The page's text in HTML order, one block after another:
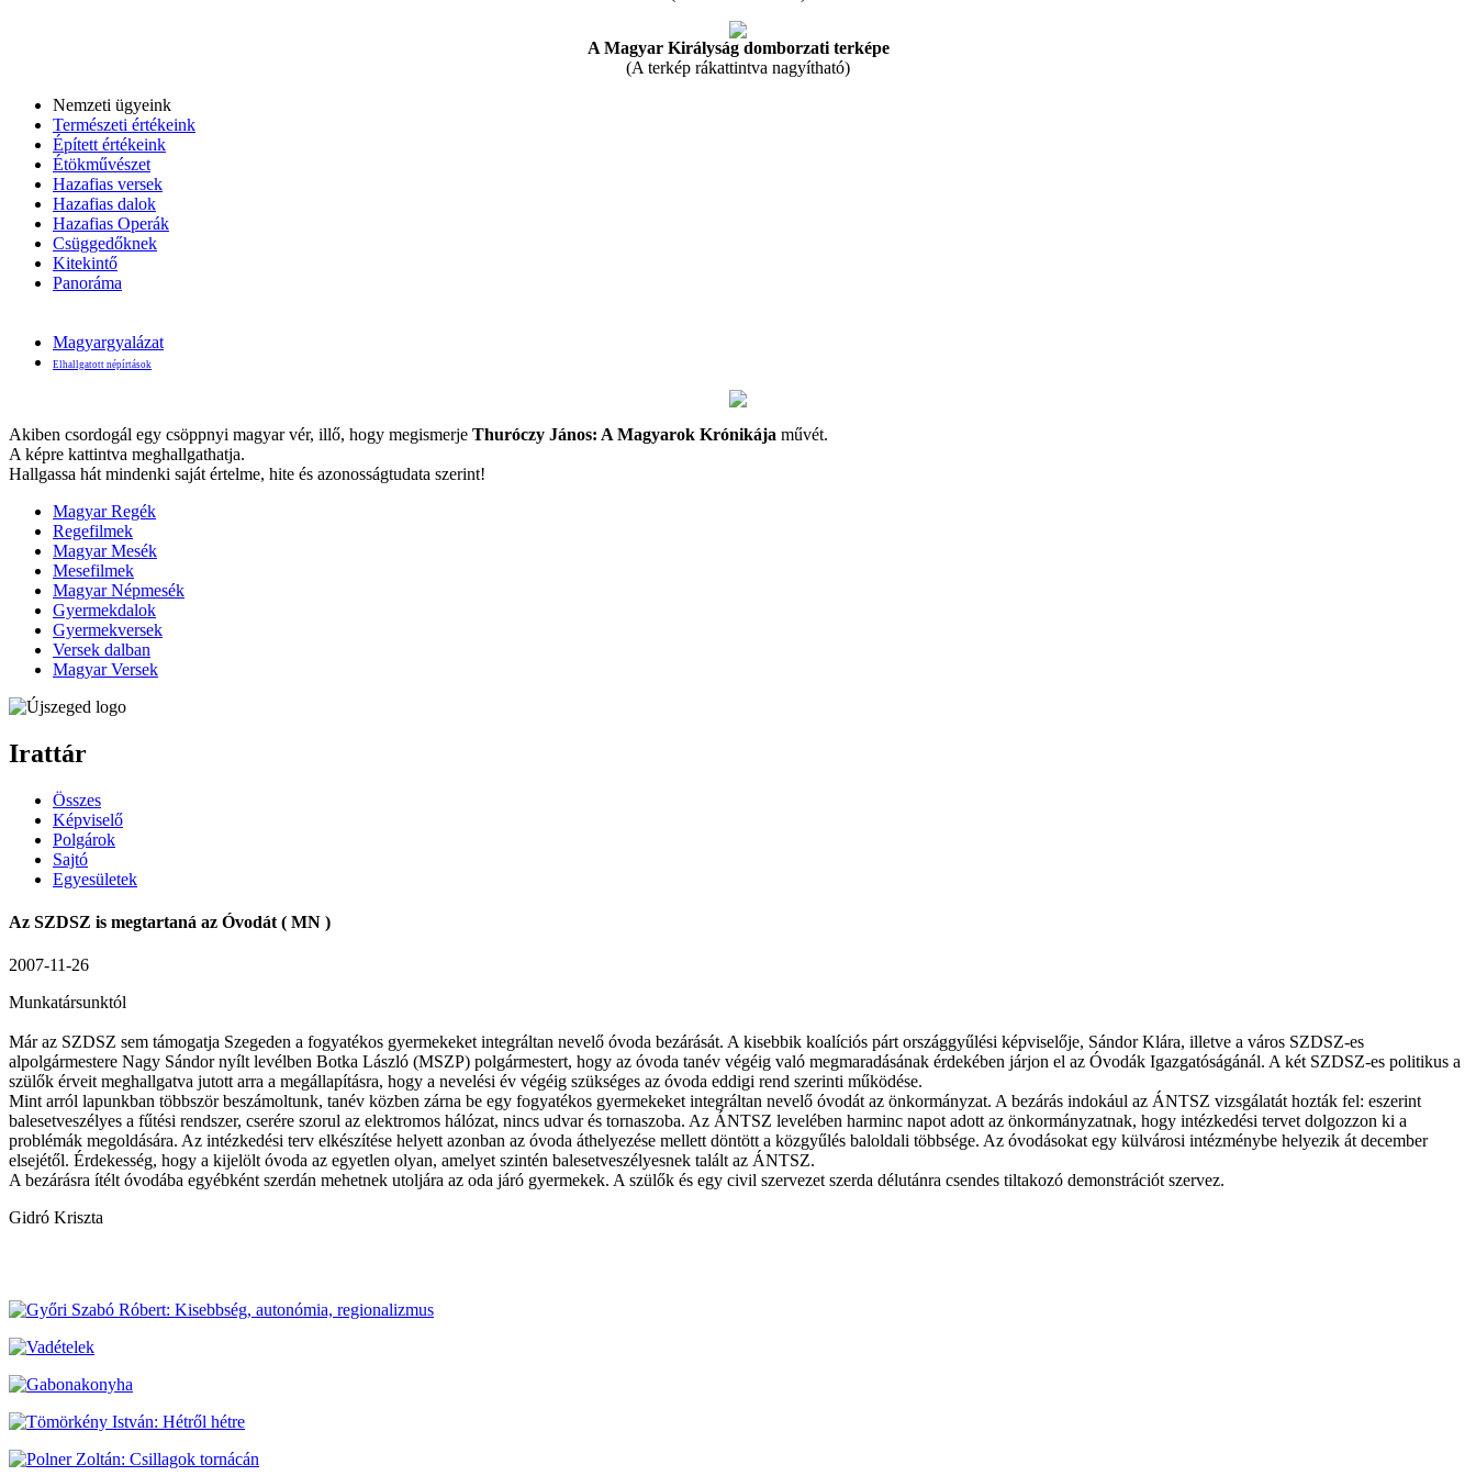
A Magyar Királyság domborzati terképe
(A terkép rákattintva nagyítható)
Nemzeti ügyeink
Természeti értékeink
Épített értékeink
Étökművészet
Hazafias versek
Hazafias dalok
Hazafias Operák
Csüggedőknek
Kitekintő
Panoráma
Magyargyalázat
Elhallgatott népírtások
Akiben csordogál egy csöppnyi magyar vér, illő, hogy megismerje Thuróczy János: A Magyarok Krónikája művét.
A képre kattintva meghallgathatja.
Hallgassa hát mindenki saját értelme, hite és azonosságtudata szerint!
Magyar Regék
Regefilmek
Magyar Mesék
Mesefilmek
Magyar Népmesék
Gyermekdalok
Gyermekversek
Versek dalban
Magyar Versek
Irattár
Összes
Képviselő
Polgárok
Sajtó
Egyesületek
Az SZDSZ is megtartaná az Óvodát ( MN )
2007-11-26
Munkatársunktól
Már az SZDSZ sem támogatja Szegeden a fogyatékos gyermekeket integráltan nevelő óvoda bezárását. A kisebbik koalíciós párt országgyűlési képviselője, Sándor Klára, illetve a város SZDSZ-es
alpolgármestere Nagy Sándor nyílt levélben Botka László (MSZP) polgármestert, hogy az óvoda tanév végéig való megmaradásának érdekében járjon el az Óvodák Igazgatóságánál. A két SZDSZ-es politikus a
szülők érveit meghallgatva jutott arra a megállapításra, hogy a nevelési év végéig szükséges az óvoda eddigi rend szerinti működése.
Mint arról lapunkban többször beszámoltunk, tanév közben zárna be egy fogyatékos gyermekeket integráltan nevelő óvodát az önkormányzat. A bezárás indokául az ÁNTSZ vizsgálatát hozták fel: eszerint
balesetveszélyes a fűtési rendszer, cserére szorul az elektromos hálózat, nincs udvar és tornaszoba. Az ÁNTSZ levelében harminc napot adott az önkormányzatnak, hogy intézkedési tervet dolgozzon ki a
problémák megoldására. Az intézkedési terv elkészítése helyett azonban az óvoda áthelyezése mellett döntött a közgyűlés baloldali többsége. Az óvodásokat egy külvárosi intézménybe helyezik át december
elsejétől. Érdekesség, hogy a kijelölt óvoda az egyetlen olyan, amelyet szintén balesetveszélyesnek talált az ÁNTSZ.
A bezárásra ítélt óvodába egyébként szerdán mehetnek utoljára az oda járó gyermekek. A szülők és egy civil szervezet szerda délutánra csendes tiltakozó demonstrációt szervez.
Gidró Kriszta